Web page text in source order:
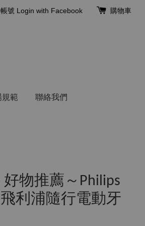
號 Login with Facebook 購物車
規範 聯絡我們
好物推薦～Philips
飛利浦隨行電動牙